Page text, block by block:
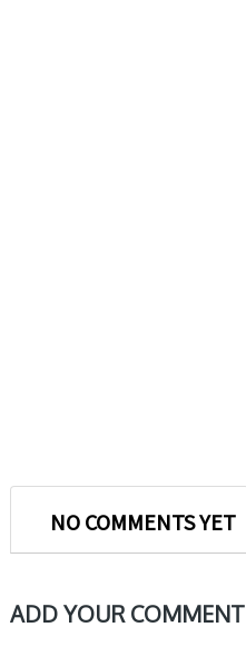
NO COMMENTS YET
ADD YOUR COMMENT